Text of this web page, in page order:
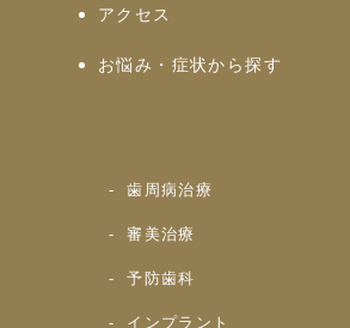
アクセス
お悩み・症状から探す
歯周病治療
審美治療
予防歯科
インプラント